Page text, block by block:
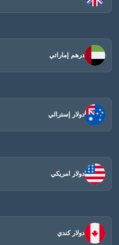
درهم إماراتي
دولار إسترالي
دولار امريكي
دولار كندي